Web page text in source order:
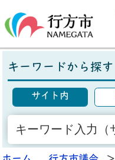
キーワードから探す
サイト内